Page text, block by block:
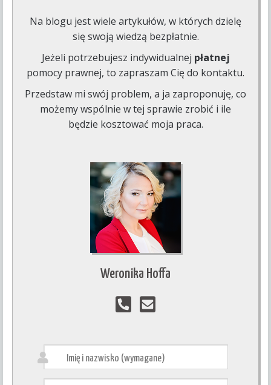
Na blogu jest wiele artykułów, w których dzielę
się swoją wiedzą bezpłatnie.
Jeżeli potrzebujesz indywidualnej płatnej
pomocy prawnej, to zapraszam Cię do kontaktu.
Przedstaw mi swój problem, a ja zaproponuję, co
możemy wspólnie w tej sprawie zrobić i ile
będzie kosztować moja praca.
Weronika Hoffa